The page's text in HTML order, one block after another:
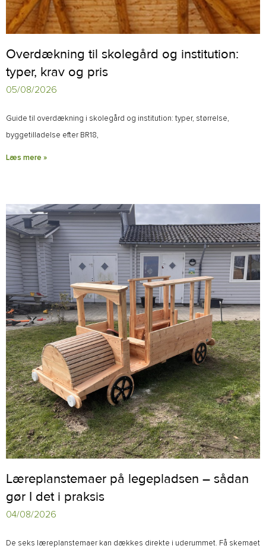
Overdækning til skolegård og institution:
typer, krav og pris
05/08/2026
Guide til overdækning i skolegård og institution: typer, størrelse,
byggetilladelse efter BR18,
Læs mere »
Læreplanstemaer på legepladsen – sådan
gør I det i praksis
04/08/2026
De seks læreplanstemaer kan dækkes direkte i uderummet. Få skemaet